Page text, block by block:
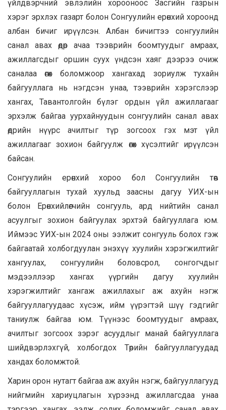
үйлдвэрчний эвлэлийн хорооноос Засгийн газрын
хэрэг эрхлэх газарт болон Сонгуулийн ерөнхий хороонд
албан бичиг ирүүлсэн. Албан бичигтээ сонгуулийн
санал авах өдөр ачаа тээврийн боомтуудыг амраах,
ажиллагсдыг оршин суух үндсэн хаяг дээрээ очиж
саналаа өгөх боломжоор хангахад зориулж тухайн
байгууллага нь нэгдсэн унаа, тээврийн хэрэгслээр
хангах, Тавантолгойн бүлэг ордын үйл ажиллагааг
эрхэлж байгаа уурхайнуудын сонгуулийн санал авах
өдрийн нүүрс ачилтыг түр зогсоох гэх мэт үйл
ажиллагааг зохион байгуулж өгөх хүсэлтийг ирүүлсэн
байсан.
Сонгуулийн ерөнхий хороо бол Сонгуулийн төв
байгууллагын тухай хуульд заасны дагуу УИХ-ын
болон Ерөнхийлөгчийн сонгууль, ард нийтийн санал
асуулгыг зохион байгуулах эрхтэй байгууллага юм.
Иймээс УИХ-ын 2024 оны ээлжит сонгууль болох гэж
байгаатай холбогдуулан энэхүү хуулийн хэрэгжилтийг
хангуулах, сонгуулийн боловсрол, сонгогчдыг
мэдээллээр хангах үүргийн дагуу хуулийн
хэрэгжилтийг хангаж ажиллахыг аж ахуйн нэгж
байгууллагуудаас хүсэж, ийм үүрэгтэй шүү гэдгийг
таниулж байгаа юм. Түүнээс боомтуудыг амраах,
ачилтыг зогсоох зэрэг асуудлыг манай байгууллага
шийдвэрлэхгүй, холбогдох Төрийн байгууллагуудад
хандах боломжтой.
Харин орон нутагт байгаа аж ахуйн нэгж, байгууллагууд
нийгмийн хариуцлагын хүрээнд ажиллагсдаа унаа